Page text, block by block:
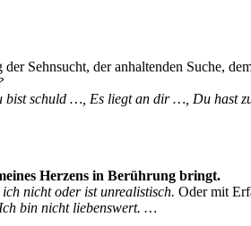
Sehnsucht, der anhaltenden Suche,
bist schuld …, Es liegt an dir …, Du hast
Herzens in Berührung bringt.
nicht oder ist unrealistisch. Oder mit
bin nicht liebenswert. …